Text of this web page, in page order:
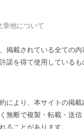
他について
掲載されている全ての
諾を得て使用している
により、本サイトの掲
無断で複製・転載・送
ることがあります。